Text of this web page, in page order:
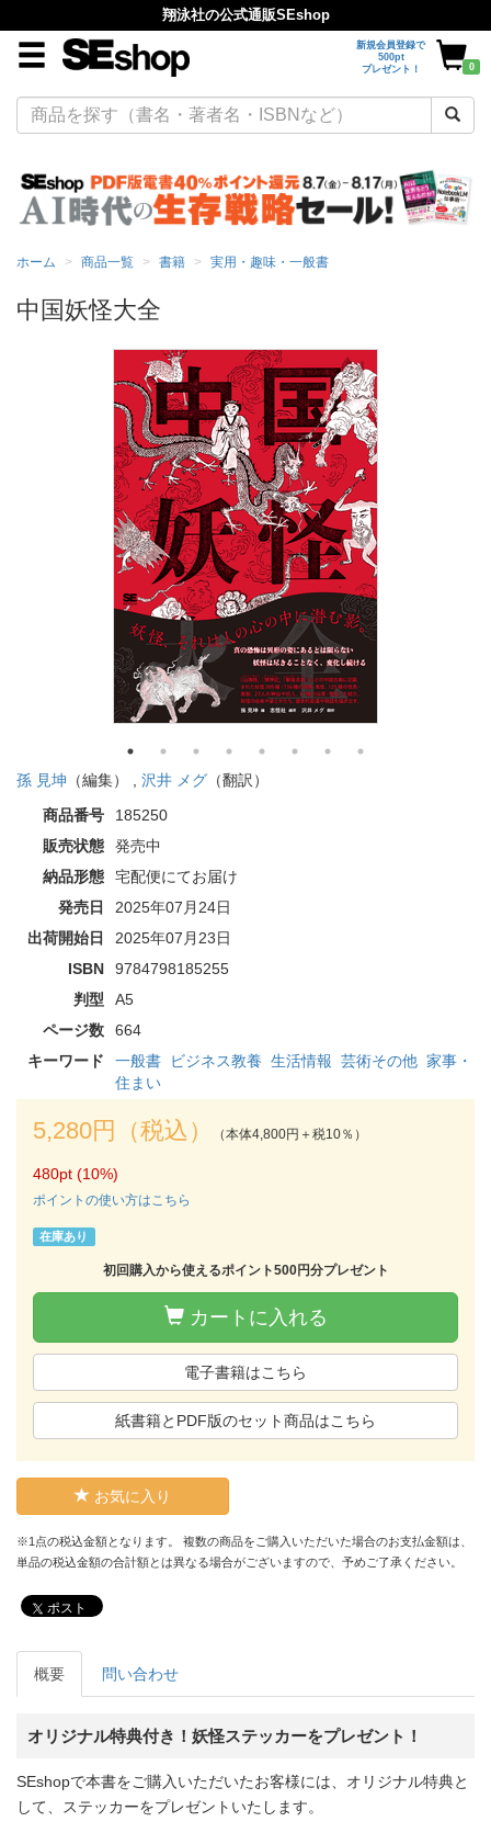
翔泳社の公式通販SEshop
新規会員登録で
500pt
プレゼント！
0
ホーム 商品一覧 書籍 実用・趣味・一般書
中国妖怪大全
孫 見坤 （編集） , 沢井 メグ （翻訳）
商品番号
185250
販売状態
発売中
納品形態
宅配便にてお届け
発売日
2025年07月24日
出荷開始日
2025年07月23日
ISBN
9784798185255
判型
A5
ページ数
664
キーワード
一般書 ビジネス教養 生活情報 芸術その他 家事・
住まい
5,280円（税込） （本体4,800円＋税10％）
480pt (10%)
ポイントの使い方はこちら
在庫あり
初回購入から使えるポイント500円分プレゼント
カートに入れる
電子書籍はこちら
紙書籍とPDF版のセット商品はこちら
お気に入り
※1点の税込金額となります。 複数の商品をご購入いただいた場合のお支払金額は、
単品の税込金額の合計額とは異なる場合がございますので、予めご了承ください。
ポスト
概要 問い合わせ
オリジナル特典付き！妖怪ステッカーをプレゼント！
SEshopで本書をご購入いただいたお客様には、オリジナル特典と
して、ステッカーをプレゼントいたします。